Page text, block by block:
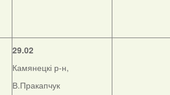
29.02
Камянецкі р-н,
В.Пракапчук